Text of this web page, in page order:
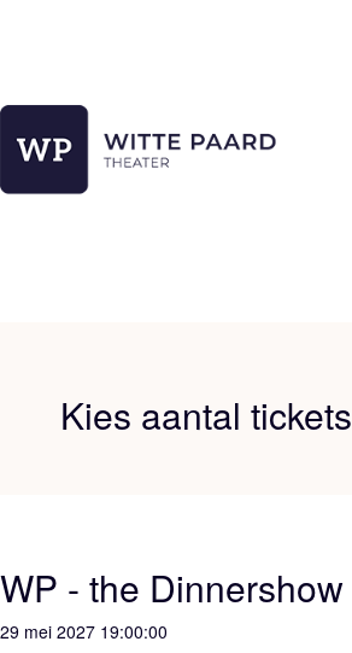
Kies aantal tickets
WP - the Dinnershow
29 mei 2027 19:00:00